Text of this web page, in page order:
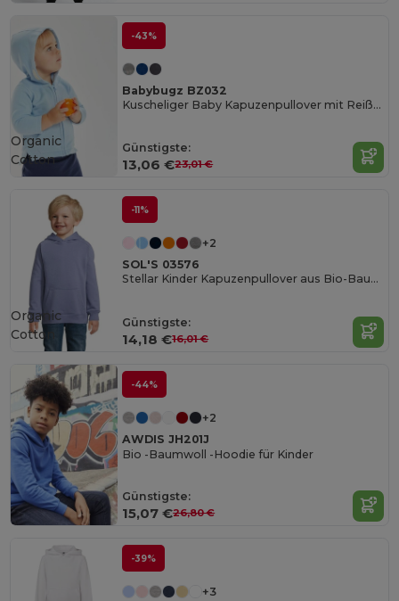
-43%
Babybugz BZ032
Kuscheliger Baby Kapuzenpullover mit Reißverschluss
Günstigste:
13,06 €23,01 €
Organic
Cotton
-11%
+2
SOL'S 03576
Stellar Kinder Kapuzenpullover aus Bio-Baumwolle
Günstigste:
14,18 €16,01 €
Organic
Cotton
-44%
+2
AWDIS JH201J
Bio -Baumwoll -Hoodie für Kinder
Günstigste:
15,07 €26,80 €
-39%
+3